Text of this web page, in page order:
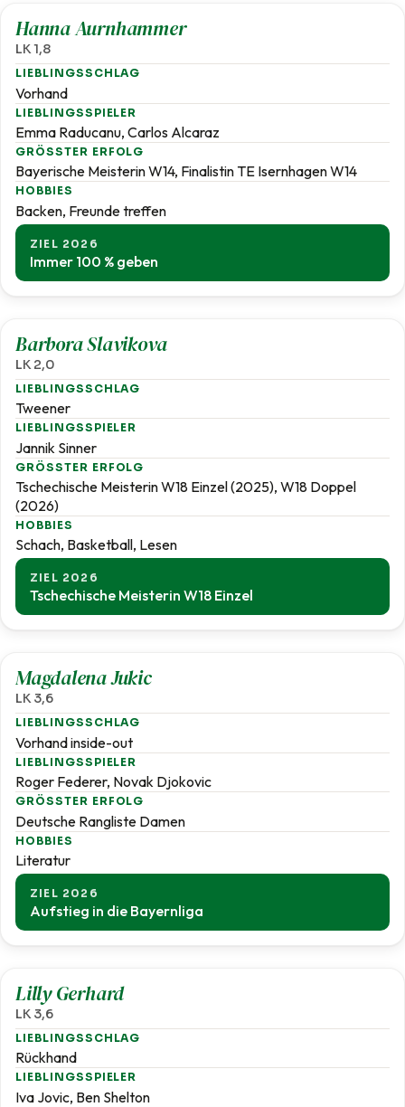
Hanna Aurnhammer
LK 1,8
LIEBLINGSSCHLAG
Vorhand
LIEBLINGSSPIELER
Emma Raducanu, Carlos Alcaraz
GRÖSSTER ERFOLG
Bayerische Meisterin W14, Finalistin TE Isernhagen W14
HOBBIES
Backen, Freunde treffen
ZIEL 2026
Immer 100 % geben
Barbora Slavikova
LK 2,0
LIEBLINGSSCHLAG
Tweener
LIEBLINGSSPIELER
Jannik Sinner
GRÖSSTER ERFOLG
Tschechische Meisterin W18 Einzel (2025), W18 Doppel
(2026)
HOBBIES
Schach, Basketball, Lesen
ZIEL 2026
Tschechische Meisterin W18 Einzel
Magdalena Jukic
LK 3,6
LIEBLINGSSCHLAG
Vorhand inside-out
LIEBLINGSSPIELER
Roger Federer, Novak Djokovic
GRÖSSTER ERFOLG
Deutsche Rangliste Damen
HOBBIES
Literatur
ZIEL 2026
Aufstieg in die Bayernliga
Lilly Gerhard
LK 3,6
LIEBLINGSSCHLAG
Rückhand
LIEBLINGSSPIELER
Iva Jovic, Ben Shelton